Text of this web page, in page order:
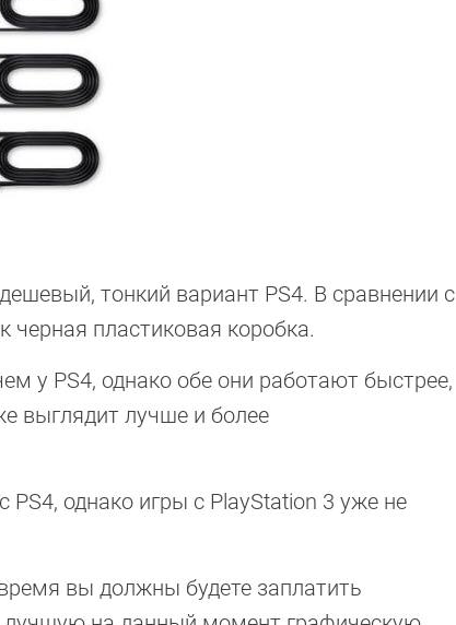
тонкий вариант PS4. В сравнении с
черная пластиковая коробка.
у PS4, однако обе они работают быстрее,
выглядит лучше и более
однако игры с PlayStation 3 уже не
вы должны будете заплатить